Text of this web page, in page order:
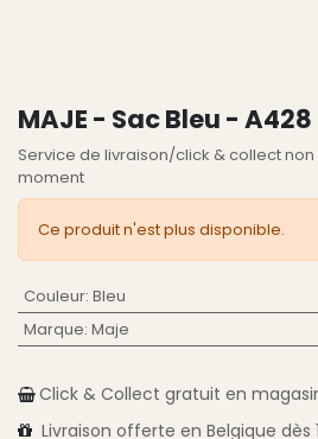
MAJE - Sac Bleu - A428
Service de livraison/click & collect
moment
Ce produit n'est plus disponible.
Couleur: Bleu
Marque: Maje
Click & Collect gratuit en
Livraison offerte en Belgique dès